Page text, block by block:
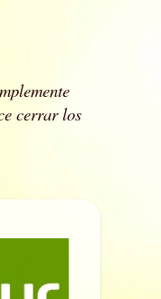
cerrar los